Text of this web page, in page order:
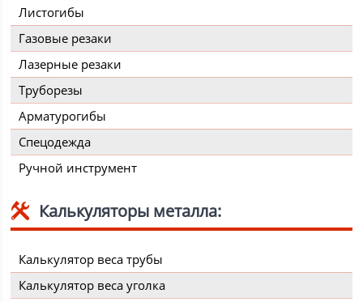
Листогибы
Газовые резаки
Лазерные резаки
Труборезы
Арматурогибы
Спецодежда
Ручной инструмент
Калькуляторы металла:
Калькулятор веса трубы
Калькулятор веса уголка